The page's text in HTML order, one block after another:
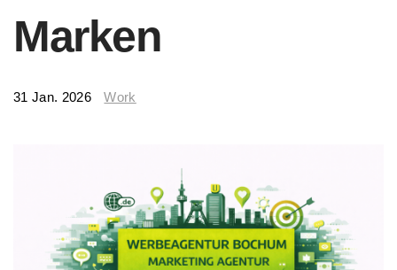
Marken
31 Jan. 2026 Work